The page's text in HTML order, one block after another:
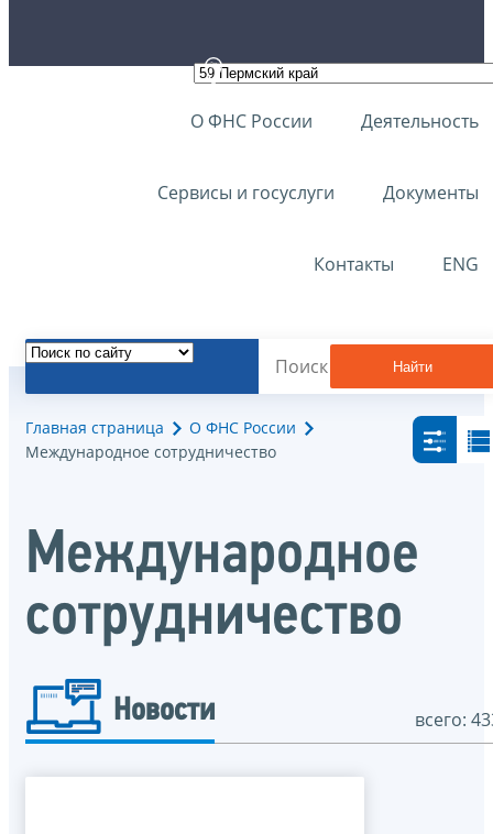
О ФНС России Деятельность
Сервисы и госуслуги Документы
Контакты ENG
Найти
Главная страница
О ФНС России
Международное сотрудничество
Международное
сотрудничество
Новости всего: